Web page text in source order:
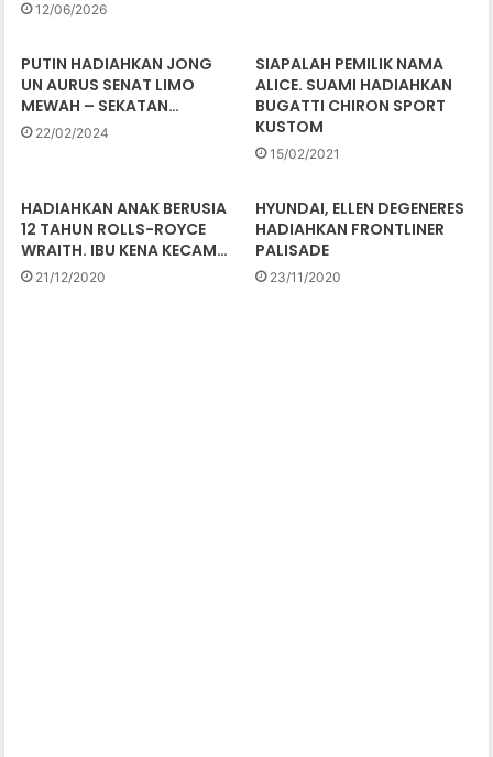
12/06/2026
PUTIN HADIAHKAN JONG
UN AURUS SENAT LIMO
MEWAH – SEKATAN…
22/02/2024
SIAPALAH PEMILIK NAMA
ALICE. SUAMI HADIAHKAN
BUGATTI CHIRON SPORT
KUSTOM
15/02/2021
HADIAHKAN ANAK BERUSIA
12 TAHUN ROLLS-ROYCE
WRAITH. IBU KENA KECAM…
21/12/2020
HYUNDAI, ELLEN DEGENERES
HADIAHKAN FRONTLINER
PALISADE
23/11/2020